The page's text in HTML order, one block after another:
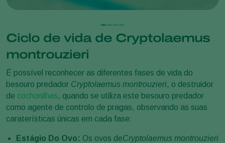
Ciclo de vida de Cryptolaemus
montrouzieri
É possível reconhecer as diferentes fases de vida do
besouro predador Cryptolaemus montrouzieri, o destruidor
de cochonilhas, quando se utiliza este besouro predador
como agente de controlo de pragas, observando as suas
caraterísticas únicas em cada fase:
Estágio Do Ovo: Os ovos deCryptolaemus montrouzieri